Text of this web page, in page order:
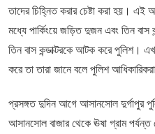
তাদের চিহ্নিত করার চেষ্টা করা হয়।
মধ্যে পার্কিংয়ে জড়িত দুজন এবং তিন বাস
তিন বাস কন্ডাক্টরকে আটক করে পুলিশ।
করে তা তারা জানে বলে পুলিশ
প্রসঙ্গত দুদিন আগে আসানসোল দুর্গাপুর
আসানসোল বাজার থেকে ঊষা গ্রাম পর্যন্ত